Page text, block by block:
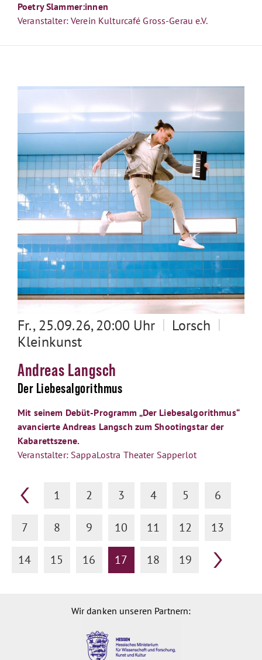
Poetry Slammer:innen
Veranstalter: Verein Kulturcafé Gross-Gerau e.V.
Fr., 25.09.26, 20:00 Uhr | Lorsch |
Kleinkunst
Andreas Langsch
Der Liebesalgorithmus
Mit seinem Debüt-Programm „Der Liebesalgorithmus“
avancierte Andreas Langsch zum Shootingstar der
Kabarettszene.
Veranstalter: SappaLostra Theater Sapperlot
1 2 3 4 5 6
7 8 9 10 11 12 13
14 15 16 17 18 19
Wir danken unseren Partnern: